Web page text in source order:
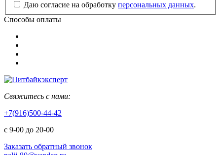
Даю согласие на обработку персональных данных.
Способы оплаты
Свяжитесь с нами:
+7(916)500-44-42
с 9-00 до 20-00
Заказать обратный звонок